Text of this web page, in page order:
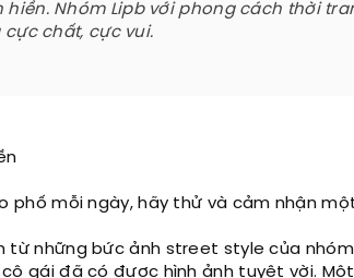
Nhóm Lipb với phong cách thời
chất, cực vui.
phố mỗi ngày, hãy thử và cảm nhận
những bức ảnh street style của nhóm
gái đã có được hình ảnh tuyệt vời.